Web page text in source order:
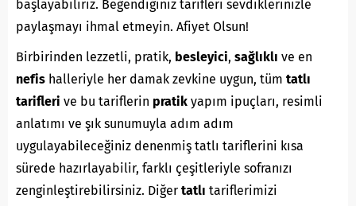
başlayabiliriz. Beğendiğiniz tarifleri sevdiklerinizle
paylaşmayı ihmal etmeyin. Afiyet Olsun!
Birbirinden lezzetli, pratik, besleyici, sağlıklı ve en
nefis halleriyle her damak zevkine uygun, tüm tatlı
tarifleri ve bu tariflerin pratik yapım ipuçları, resimli
anlatımı ve şık sunumuyla adım adım
uygulayabileceğiniz denenmiş tatlı tariflerini kısa
sürede hazırlayabilir, farklı çeşitleriyle sofranızı
zenginleştirebilirsiniz. Diğer tatlı tariflerimizi